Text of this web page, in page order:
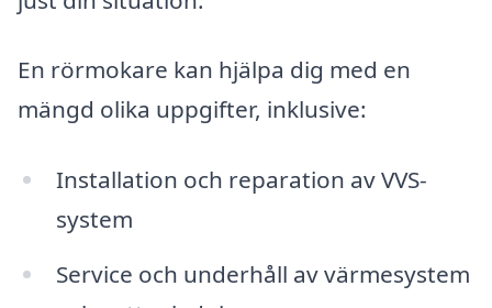
En rörmokare kan hjälpa dig med en
mängd olika uppgifter, inklusive:
Installation och reparation av VVS-
system
Service och underhåll av värmesystem